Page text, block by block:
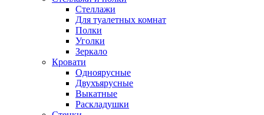
Стеллажи
Для туалетных комнат
Полки
Уголки
Зеркало
Кровати
Одноярусные
Двухъярусные
Выкатные
Раскладушки